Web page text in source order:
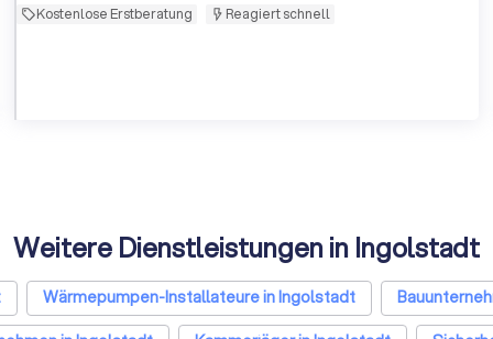
Kostenlose Erstberatung Reagiert schnell
Weitere Dienstleistungen in Ingolstadt
Wärmepumpen-Installateure in Ingolstadt